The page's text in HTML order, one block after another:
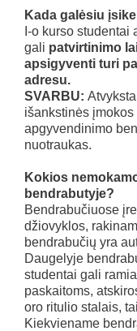
Kada galėsiu
I-o kurso
gali patvirtinimo
apsigyventi turi
adresu.
SVARBU:
išankstinės
apgyvendinimo
nuotraukas.
Kokios
bendrabutyje?
Bendrabučiuose
džiovyklos,
bendrabučių yra
Daugelyje
studentai gali
paskaitoms,
oro ritulio stalais,
Kiekviename